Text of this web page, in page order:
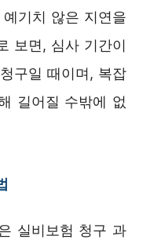
기치 않은 지연을
보면, 심사 기간이
구일 때이며, 복잡
길어질 수밖에 없
실비보험 청구 과